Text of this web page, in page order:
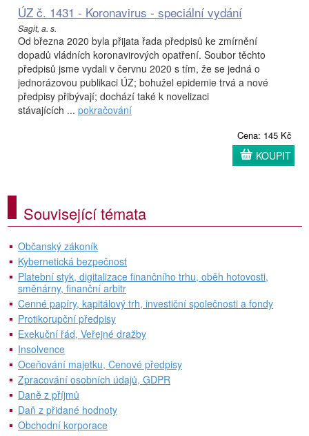
ÚZ č. 1431 - Koronavirus - speciální vydání
Sagit, a. s.
Od března 2020 byla přijata řada předpisů ke zmírnění
dopadů vládních koronavirových opatření. Soubor těchto
předpisů jsme vydali v červnu 2020 s tím, že se jedná o
jednorázovou publikaci ÚZ; bohužel epidemie trvá a nové
předpisy přibývají; dochází také k novelizaci
stávajících ... pokračování
Cena: 145 Kč
KOUPIT
Související témata
Občanský zákoník
Kybernetická bezpečnost
Platební styk, digitalizace finančního trhu, oběh hotovosti,
směnárny, finanční arbitr
Cenné papíry, kapitálový trh, investiční společnosti a fondy
Protikorupční předpisy
Exekuční řád, Veřejné dražby
Insolvence
Oceňování majetku, Cenové předpisy
Zpracování osobních údajů, GDPR
Daně z příjmů
Daň z přidané hodnoty
Obchodní korporace